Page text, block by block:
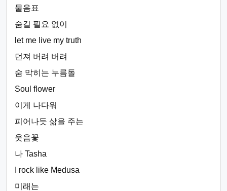
물음표
숨길 필요 없이
let me live my truth
던져 버려 버려
숨 막히는 누름돌
Soul flower
이게 나다워
피어나듯 삶을 주는
웃음꽃
나 Tasha
I rock like Medusa
미래는